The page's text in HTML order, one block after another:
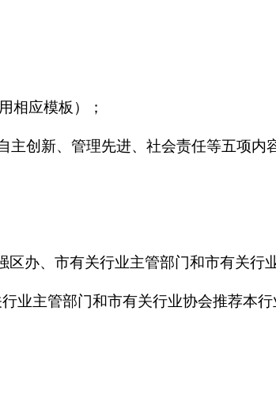
相应模板）；
创新、管理先进、社会责任等五项内
办、市有关行业主管部门和市有关行
业主管部门和市有关行业协会推荐本